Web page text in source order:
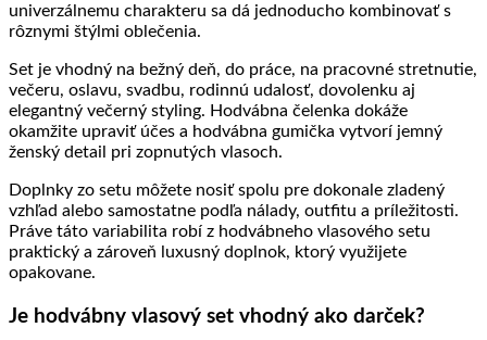
univerzálnemu charakteru sa dá jednoducho kombinovať s
rôznymi štýlmi oblečenia.
Set je vhodný na bežný deň, do práce, na pracovné stretnutie,
večeru, oslavu, svadbu, rodinnú udalosť, dovolenku aj
elegantný večerný styling. Hodvábna čelenka dokáže
okamžite upraviť účes a hodvábna gumička vytvorí jemný
ženský detail pri zopnutých vlasoch.
Doplnky zo setu môžete nosiť spolu pre dokonale zladený
vzhľad alebo samostatne podľa nálady, outfitu a príležitosti.
Práve táto variabilita robí z hodvábneho vlasového setu
praktický a zároveň luxusný doplnok, ktorý využijete
opakovane.
Je hodvábny vlasový set vhodný ako darček?